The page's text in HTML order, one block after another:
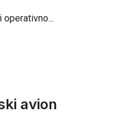
operativno...
avion